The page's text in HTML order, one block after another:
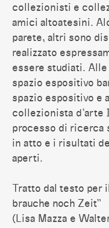
collezionisti e
amici altoatesini.
parete, altri sono
realizzato
essere studiati.
spazio espositivo
spazio espositivo e
collezionista d’arte
processo di ricerca
in atto e i risultati
aperti.
Tratto dal testo per
brauche noch Zeit”
(Lisa Mazza e